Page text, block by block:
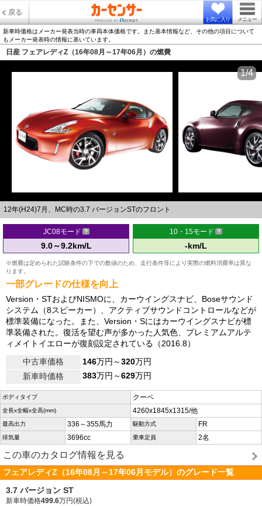
戻る
お気に入り メニュー
新車時価格はメーカー発表当時の車両本体価格です。また基本情報など、その他の項目について
もメーカー発表時の情報に基いています。
日産 フェアレディZ（16年08月～17年06月）の燃費
12年(H24)7月、MC時の3.7 バージョンSTのフロント
1/4
JC08モード
9.0～9.2km/L
10・15モード
-km/L
※燃費は定められた試験条件の下での数値のため、走行条件等により実際の燃料消費率は異な
ります。
一部グレードの仕様を向上
Version・STおよびNISMOに、カーウイングスナビ、Boseサウンド
システム（8スピーカー）、アクティブサウンドコントロールなどが
標準装備になった。また、Version・Sにはカーウイングスナビが標
準装備された。復活を望む声が多かった人気色、プレミアムアルテ
ィメイトイエローが復刻設定されている（2016.8）
中古車価格
146万円～320万円
新車時価格
383万円～629万円
ボディタイプ クーペ
全長x全幅x全高(mm) 4260x1845x1315/他
最高出力 336～355馬力 駆動方式 FR
排気量 3696cc 乗車定員 2名
この車のカタログ情報を見る
フェアレディZ（16年08月～17年06月モデル）のグレード一覧
3.7 バージョン ST
新車時価格499.6万円(税込)